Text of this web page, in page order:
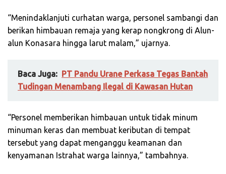
“Menindaklanjuti curhatan warga, personel sambangi dan
berikan himbauan remaja yang kerap nongkrong di Alun-
alun Konasara hingga larut malam,” ujarnya.
Baca Juga: PT Pandu Urane Perkasa Tegas Bantah
Tudingan Menambang Ilegal di Kawasan Hutan
“Personel memberikan himbauan untuk tidak minum
minuman keras dan membuat keributan di tempat
tersebut yang dapat menganggu keamanan dan
kenyamanan Istrahat warga lainnya,” tambahnya.